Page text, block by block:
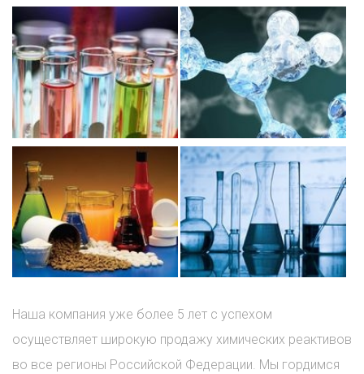
Наша компания уже более 5 лет с успехом
осуществляет широкую продажу химических реактивов
во все регионы Российской Федерации. Мы гордимся